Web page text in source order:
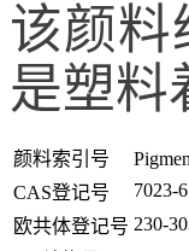
该颜料
是塑料
颜料索引号
CAS登记号
7023-
欧共体登记号 230-